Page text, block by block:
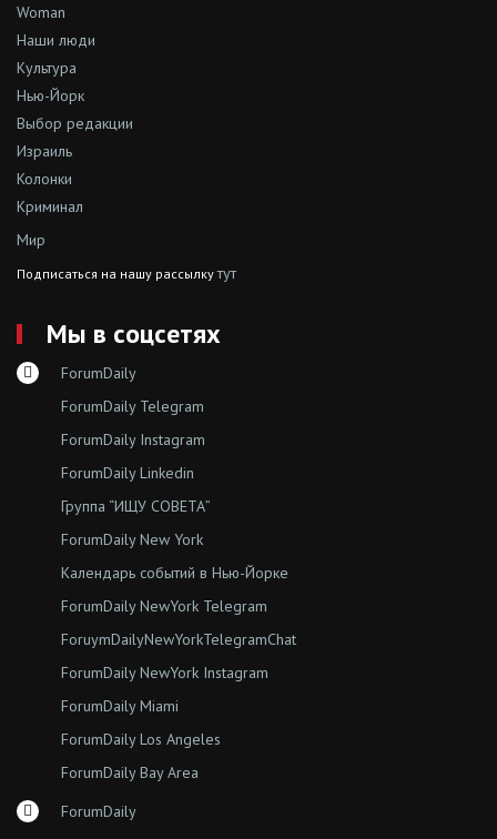
Woman
Наши люди
Культура
Нью-Йорк
Выбор редакции
Израиль
Колонки
Криминал
Мир
Подписаться на нашу рассылкутут
Мы в соцсетях
ForumDaily
ForumDaily Telegram
ForumDaily Instagram
ForumDaily Linkedin
Группа “ИЩУ СОВЕТА”
ForumDaily New York
Календарь событий в Нью-Йорке
ForumDaily NewYork Telegram
ForuymDailyNewYorkTelegramChat
ForumDaily NewYork Instagram
ForumDaily Miami
ForumDaily Los Angeles
ForumDaily Bay Area
ForumDaily